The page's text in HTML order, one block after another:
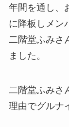
年間を通し、
に降板しメン
二階堂ふみさ
ました。
二階堂ふみさ
理由でグルナ